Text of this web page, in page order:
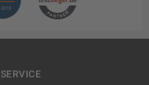
SERVICE